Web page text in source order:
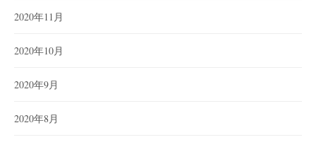
2020年11月
2020年10月
2020年9月
2020年8月